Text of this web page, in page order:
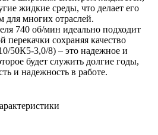
жидкие среды, что делает его
многих отраслей.
740 об/мин идеально подходит
перекачки сохраняя качество
50К5-3,0/8) – это надежное и
будет служить долгие годы,
и надежность в работе.